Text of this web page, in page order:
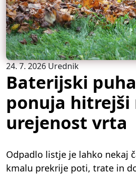
24. 7. 2026Urednik
Baterijski
ponuja hitrejši
urejenost vrta
Odpadlo listje je lahko nekaj
kmalu prekrije poti, trate in